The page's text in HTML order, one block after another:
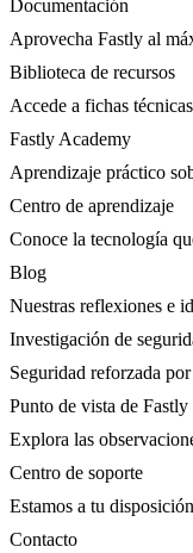
Documentación
Aprovecha Fastly al
Biblioteca de recursos
Accede a fichas
Fastly Academy
Aprendizaje práctico
Centro de aprendizaje
Conoce la tecnología
Blog
Nuestras reflexiones e
Investigación de
Seguridad reforzada
Punto de vista de Fastly
Explora las
Centro de soporte
Estamos a tu disposición
Contacto